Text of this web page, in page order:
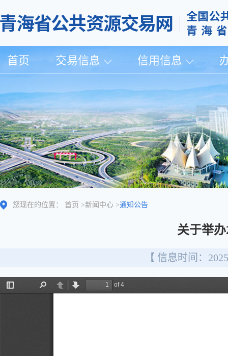
首页 交易信息 信用信息
您现在的位置： 首页 >新闻中心 >通知公告
关于举
【 信息时间：